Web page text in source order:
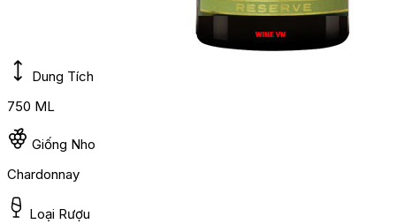
Dung Tích
750 ML
Giống Nho
Chardonnay
Loại Rượu